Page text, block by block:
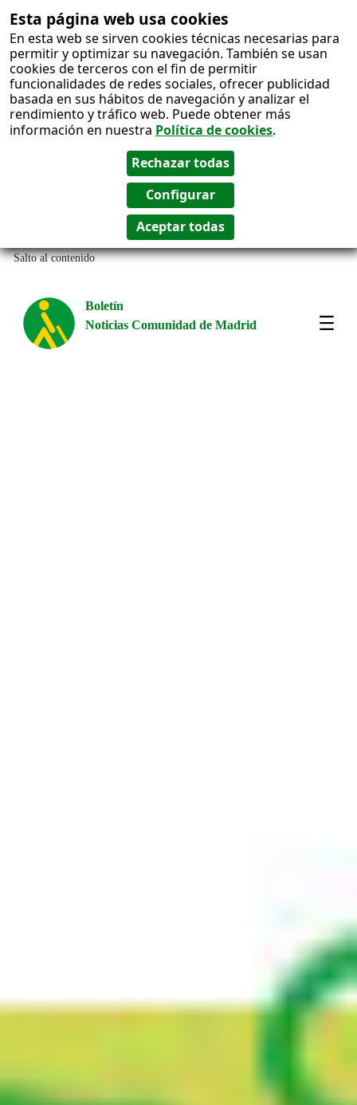
Esta página web usa cookies
En esta web se sirven cookies técnicas necesarias para
permitir y optimizar su navegación. También se usan
cookies de terceros con el fin de permitir
funcionalidades de redes sociales, ofrecer publicidad
basada en sus hábitos de navegación y analizar el
rendimiento y tráfico web. Puede obtener más
información en nuestra Política de cookies.
Salto al contenido
Boletín
Noticias Comunidad de Madrid